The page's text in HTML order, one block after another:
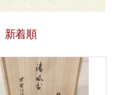
新着順